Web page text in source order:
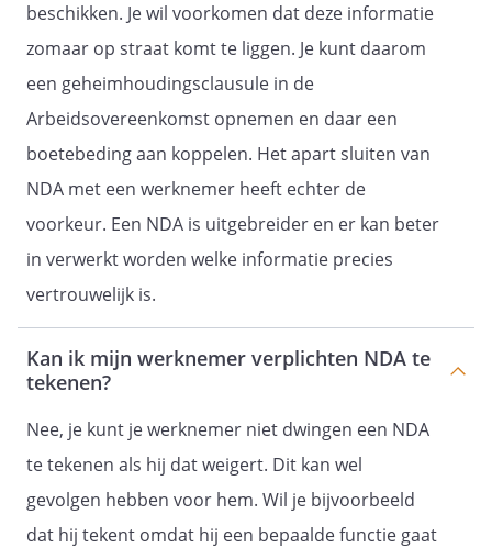
beschikken. Je wil voorkomen dat deze informatie
zomaar op straat komt te liggen. Je kunt daarom
een geheimhoudingsclausule in de
Arbeidsovereenkomst opnemen en daar een
boetebeding aan koppelen. Het apart sluiten van
NDA met een werknemer heeft echter de
voorkeur. Een NDA is uitgebreider en er kan beter
in verwerkt worden welke informatie precies
vertrouwelijk is.
Kan ik mijn werknemer verplichten NDA te
tekenen?
Nee, je kunt je werknemer niet dwingen een NDA
te tekenen als hij dat weigert. Dit kan wel
gevolgen hebben voor hem. Wil je bijvoorbeeld
dat hij tekent omdat hij een bepaalde functie gaat